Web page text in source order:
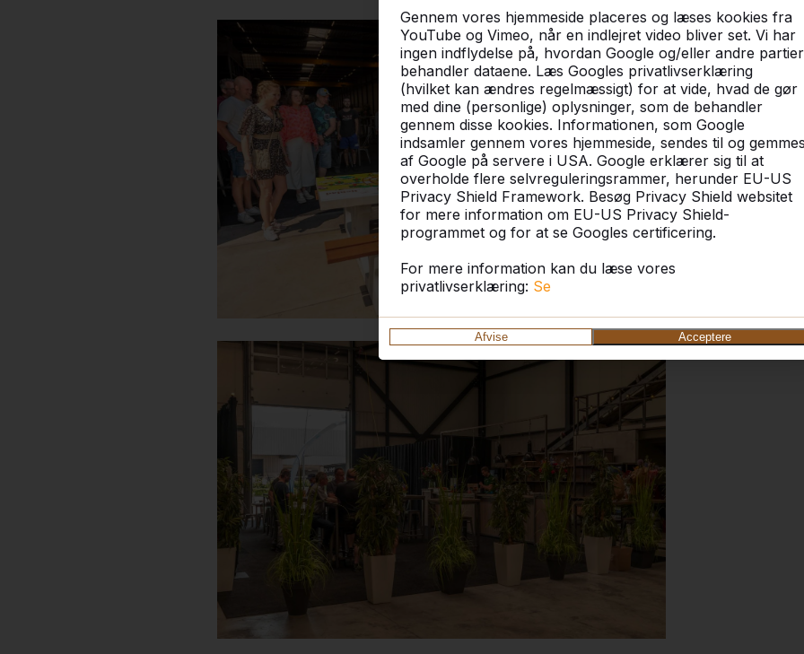
Gennem vores hjemmeside placeres og læses kookies fra
YouTube og Vimeo, når en indlejret video bliver set. Vi har
ingen indflydelse på, hvordan Google og/eller andre partier
behandler dataene. Læs Googles privatlivserklæring
(hvilket kan ændres regelmæssigt) for at vide, hvad de gør
med dine (personlige) oplysninger, som de behandler
gennem disse kookies. Informationen, som Google
indsamler gennem vores hjemmeside, sendes til og
af Google på servere i USA. Google erklærer sig til at
overholde flere selvreguleringsrammer, herunder EU-US
Privacy Shield Framework. Besøg Privacy Shield websitet
for mere information om EU-US Privacy Shield-
programmet og for at se Googles certificering.
For mere information kan du læse vores
privatlivserklæring: Se
Afvise Acceptere